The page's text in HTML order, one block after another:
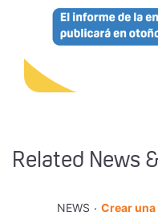
Related News
NEWS . Crear una